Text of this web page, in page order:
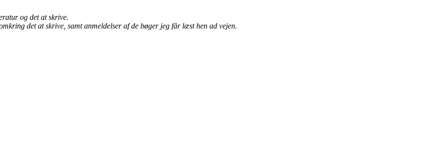
og det at skrive.
det at skrive, samt anmeldelser af de bøger jeg får læst hen ad vejen.